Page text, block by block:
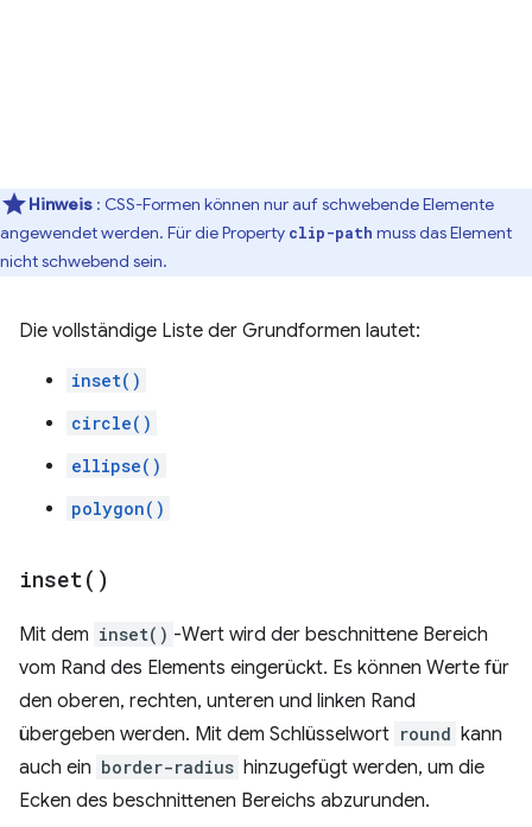
Hinweis : CSS-Formen können nur auf schwebende Elemente
angewendet werden. Für die Property clip-path muss das Element
nicht schwebend sein.
Die vollständige Liste der Grundformen lautet:
inset()
circle()
ellipse()
polygon()
inset( )
Mit dem inset() -Wert wird der beschnittene Bereich
vom Rand des Elements eingerückt. Es können Werte für
den oberen, rechten, unteren und linken Rand
übergeben werden. Mit dem Schlüsselwort round kann
auch ein border-radius hinzugefügt werden, um die
Ecken des beschnittenen Bereichs abzurunden.